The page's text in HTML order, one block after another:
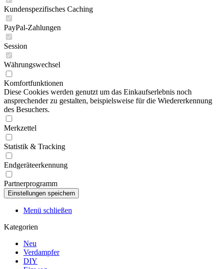
Kundenspezifisches Caching
PayPal-Zahlungen
Session
Währungswechsel
Komfortfunktionen
Diese Cookies werden genutzt um das Einkaufserlebnis noch
ansprechender zu gestalten, beispielsweise für die Wiedererkennung
des Besuchers.
Merkzettel
Statistik & Tracking
Endgeräteerkennung
Partnerprogramm
Menü schließen
Kategorien
Neu
Verdampfer
DIY